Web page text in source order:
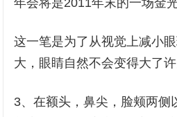
年会将是2011年末的一场金
这一笔是为了从视觉上减小
大，眼睛自然不会变得大了许
3、在额头，鼻尖，脸颊两侧